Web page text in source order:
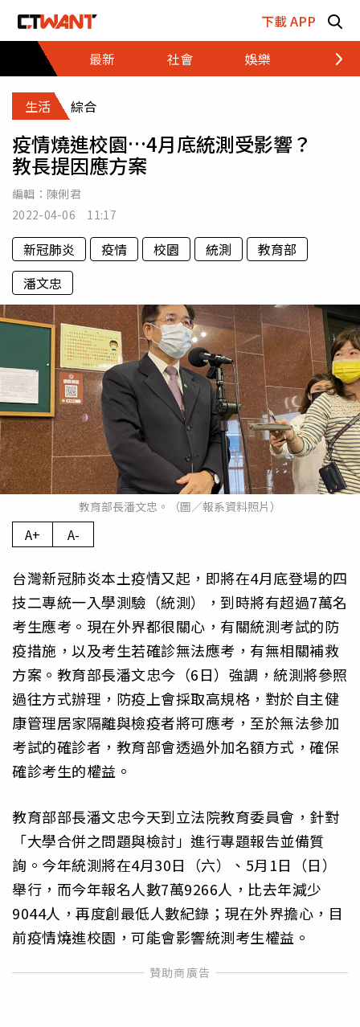
下載 APP
最新
社會 娛樂 財經
生活 綜合
疫情燒進校園…4月底統測受影響？
教長提因應方案
編輯： 陳俐君
2022-04-06 11:17
新冠肺炎 疫情 校園 統測
教育部
潘文忠
教育部長潘文忠。（圖／報系資料照片）
A+ A-
台灣新冠肺炎本土疫情又起，即將在4月底登場的四
技二專統一入學測驗（統測），到時將有超過7萬名
考生應考。現在外界都很關心，有關統測考試的防
疫措施，以及考生若確診無法應考，有無相關補救
方案。教育部長潘文忠今（6日）強調，統測將參照
過往方式辦理，防疫上會採取高規格，對於自主健
康管理居家隔離與檢疫者將可應考，至於無法參加
考試的確診者，教育部會透過外加名額方式，確保
確診考生的權益。
教育部部長潘文忠今天到立法院教育委員會，針對
「大學合併之問題與檢討」進行專題報告並備質
詢。今年統測將在4月30日（六）、5月1日（日）
舉行，而今年報名人數7萬9266人，比去年減少
9044人，再度創最低人數紀錄；現在外界擔心，目
前疫情燒進校園，可能會影響統測考生權益。